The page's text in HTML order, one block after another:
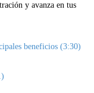
y avanza en tus
beneficios (3:30)